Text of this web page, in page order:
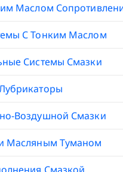
Маслом
С Тонким Маслом
Системы Смазки
Воздушной Смазки
Масляным Туманом